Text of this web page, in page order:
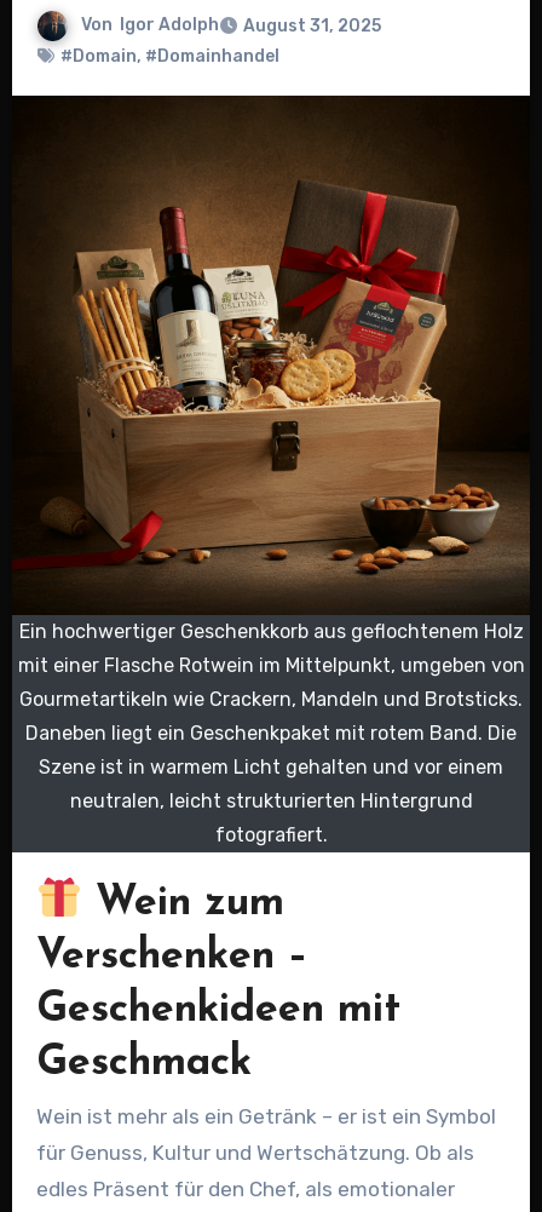
Von Igor Adolph
August 31, 2025
#Domain, #Domainhandel
Ein hochwertiger Geschenkkorb aus geflochtenem Holz
mit einer Flasche Rotwein im Mittelpunkt, umgeben von
Gourmetartikeln wie Crackern, Mandeln und Brotsticks.
Daneben liegt ein Geschenkpaket mit rotem Band. Die
Szene ist in warmem Licht gehalten und vor einem
neutralen, leicht strukturierten Hintergrund
fotografiert.
Wein zum
Verschenken –
Geschenkideen mit
Geschmack
Wein ist mehr als ein Getränk – er ist ein Symbol
für Genuss, Kultur und Wertschätzung. Ob als
edles Präsent für den Chef, als emotionaler